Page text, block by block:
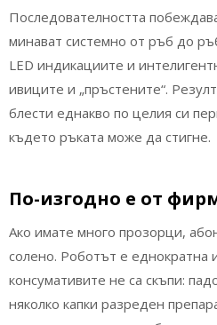
Последователността
минават системно от ръб до
LED индикациите и
ивиците и „пръстените“.
блести еднакво по целия си
където ръката може да стигне.
По-изгодно е от
Ако имате много прозорци,
солено. Роботът е еднократна
консумативите не са скъпи:
няколко капки разреден